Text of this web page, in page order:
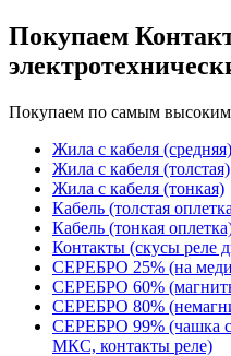
Покупаем
Покупаем по самым
Жила с кабеля (средняя)
Жила с кабеля (толстая)
Жила с кабеля (тонкая)
Кабель (толстая
Кабель (тонкая
Контакты (скусы реле
СЕРЕБРО 25% (на
СЕРЕБРО 60%
СЕРЕБРО 80%
СЕРЕБРО 99% (чашка
МКС, контакты реле)